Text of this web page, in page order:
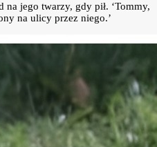
na jego twarzy, gdy pił. ‘Tommy,
na ulicy przez niego.’